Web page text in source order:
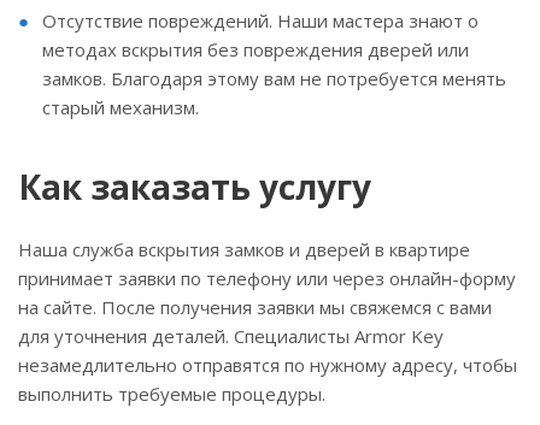
Отсутствие повреждений. Наши мастера знают о
методах вскрытия без повреждения дверей или
замков. Благодаря этому вам не потребуется менять
старый механизм.
Как заказать услугу
Наша служба вскрытия замков и дверей в квартире
принимает заявки по телефону или через онлайн-форму
на сайте. После получения заявки мы свяжемся с вами
для уточнения деталей. Специалисты Armor Key
незамедлительно отправятся по нужному адресу, чтобы
выполнить требуемые процедуры.